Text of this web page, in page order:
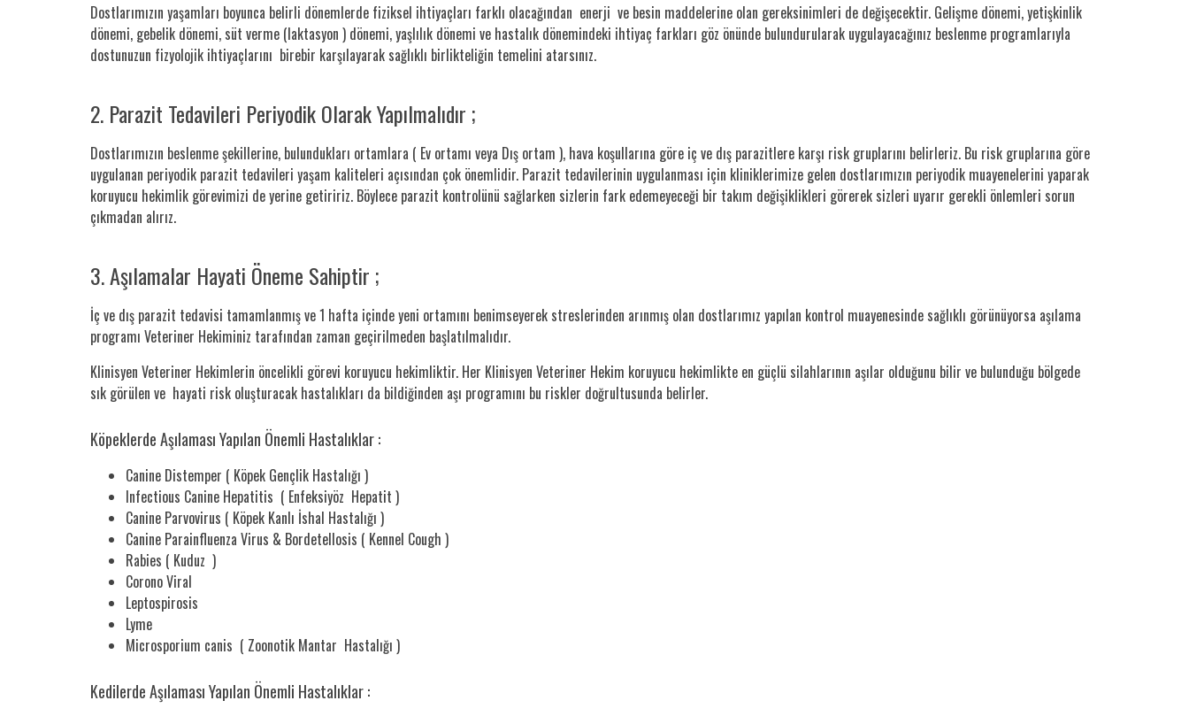
Dostlarımızın yaşamları boyunca belirli dönemlerde fiziksel ihtiyaçları farklı olacağından enerji ve besin maddelerine olan gereksinimleri de değişecektir. Gelişme dönemi, yetişkinlik
dönemi, gebelik dönemi, süt verme (laktasyon ) dönemi, yaşlılık dönemi ve hastalık dönemindeki ihtiyaç farkları göz önünde bulundurularak uygulayacağınız beslenme programlarıyla
dostunuzun fizyolojik ihtiyaçlarını birebir karşılayarak sağlıklı birlikteliğin temelini atarsınız.
2. Parazit Tedavileri Periyodik Olarak Yapılmalıdır ;
Dostlarımızın beslenme şekillerine, bulundukları ortamlara ( Ev ortamı veya Dış ortam ), hava koşullarına göre iç ve dış parazitlere karşı risk gruplarını belirleriz. Bu risk gruplarına göre
uygulanan periyodik parazit tedavileri yaşam kaliteleri açısından çok önemlidir. Parazit tedavilerinin uygulanması için kliniklerimize gelen dostlarımızın periyodik muayenelerini yaparak
koruyucu hekimlik görevimizi de yerine getiririz. Böylece parazit kontrolünü sağlarken sizlerin fark edemeyeceği bir takım değişiklikleri görerek sizleri uyarır gerekli önlemleri sorun
çıkmadan alırız.
3. Aşılamalar Hayati Öneme Sahiptir ;
İç ve dış parazit tedavisi tamamlanmış ve 1 hafta içinde yeni ortamını benimseyerek streslerinden arınmış olan dostlarımız yapılan kontrol muayenesinde sağlıklı görünüyorsa aşılama
programı Veteriner Hekiminiz tarafından zaman geçirilmeden başlatılmalıdır.
Klinisyen Veteriner Hekimlerin öncelikli görevi koruyucu hekimliktir. Her Klinisyen Veteriner Hekim koruyucu hekimlikte en güçlü silahlarının aşılar olduğunu bilir ve bulunduğu bölgede
sık görülen ve hayati risk oluşturacak hastalıkları da bildiğinden aşı programını bu riskler doğrultusunda belirler.
Köpeklerde Aşılaması Yapılan Önemli Hastalıklar :
Canine Distemper ( Köpek Gençlik Hastalığı )
Infectious Canine Hepatitis ( Enfeksiyöz Hepatit )
Canine Parvovirus ( Köpek Kanlı İshal Hastalığı )
Canine Parainfluenza Virus & Bordetellosis ( Kennel Cough )
Rabies ( Kuduz )
Corono Viral
Leptospirosis
Lyme
Microsporium canis ( Zoonotik Mantar Hastalığı )
Kedilerde Aşılaması Yapılan Önemli Hastalıklar :